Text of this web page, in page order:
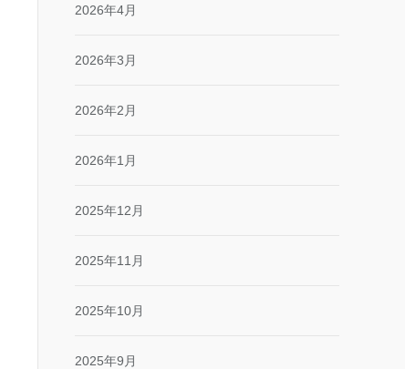
2026年4月
2026年3月
2026年2月
2026年1月
2025年12月
2025年11月
2025年10月
2025年9月